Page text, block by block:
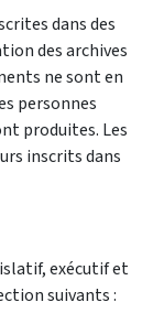
dans des
des archives
ne sont en
personnes
produites. Les
inscrits dans
exécutif et
suivants :